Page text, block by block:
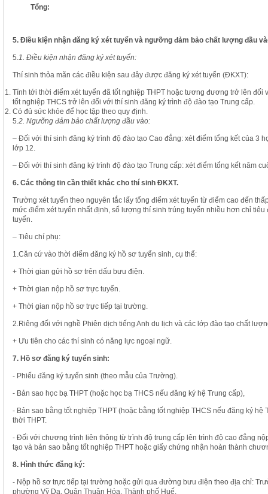
Tổng:
5. Điều kiện nhận đăng ký xét tuyển và ngưỡng đảm bảo chất lượng đầu
5.1. Điều kiện nhận đăng ký xét tuyển:
Thí sinh thỏa mãn các điều kiện sau đây được đăng ký xét tuyển (ĐKXT):
Tính tới thời điểm xét tuyển đã tốt nghiệp THPT hoặc tương đương trở lên đối
tốt nghiệp THCS trở lên đối với thí sinh đăng ký trình độ đào tạo Trung cấp.
Có đủ sức khỏe để học tập theo quy định.
5.2. Ngưỡng đảm bảo chất lượng đầu vào:
– Đối với thí sinh đăng ký trình độ đào tạo Cao đẳng: xét điểm tổng kết của 3
lớp 12.
– Đối với thí sinh đăng ký trình độ đào tạo Trung cấp: xét điểm tổng kết năm
6. Các thông tin cần thiết khác cho thí sinh ĐKXT.
Trường xét tuyển theo nguyên tắc lấy tổng điểm xét tuyển từ điểm cao đến
mức điểm xét tuyển nhất định, số lượng thí sinh trúng tuyển nhiều hơn chỉ
tuyển.
– Tiêu chí phụ:
1.Căn cứ vào thời điểm đăng ký hồ sơ tuyển sinh, cụ thể:
+ Thời gian gửi hồ sơ trên dấu bưu điện.
+ Thời gian nộp hồ sơ trực tuyến.
+ Thời gian nộp hồ sơ trực tiếp tại trường.
2.Riêng đối với nghề Phiên dịch tiếng Anh du lịch và các lớp đào tạo chất
+ Ưu tiên cho các thí sinh có năng lực ngoại ngữ.
7. Hồ sơ đăng ký tuyển sinh:
- Phiếu đăng ký tuyển sinh (theo mẫu của Trường).
- Bản sao học bạ THPT (hoặc học bạ THCS nếu đăng ký hệ Trung cấp),
- Bản sao bằng tốt nghiệp THPT (hoặc bằng tốt nghiệp THCS nếu đăng ký
thời THPT.
- Đối với chương trình liên thông từ trình độ trung cấp lên trình độ cao đẳng
tạo và bản sao bằng tốt nghiệp THPT hoặc giấy chứng nhận hoàn thành
8. Hình thức đăng ký:
- Nộp hồ sơ trực tiếp tại trường hoặc gửi qua đường bưu điện theo địa chỉ:
phường Vỹ Dạ, Quận Thuận Hóa, Thành phố Huế.